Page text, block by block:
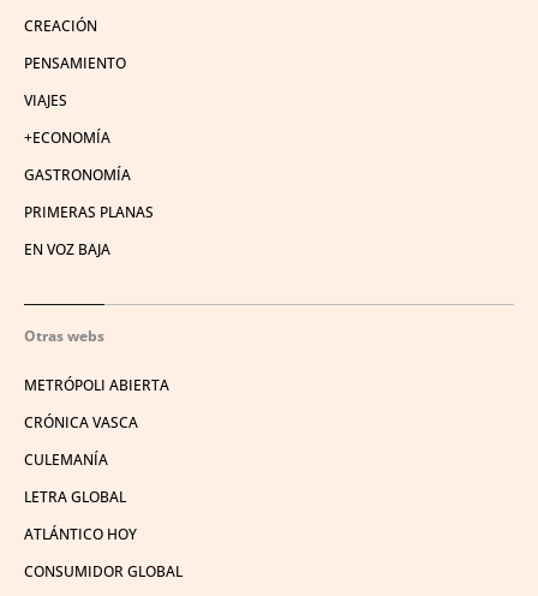
CREACIÓN
PENSAMIENTO
VIAJES
+ECONOMÍA
GASTRONOMÍA
PRIMERAS PLANAS
EN VOZ BAJA
Otras webs
METRÓPOLI ABIERTA
CRÓNICA VASCA
CULEMANÍA
LETRA GLOBAL
ATLÁNTICO HOY
CONSUMIDOR GLOBAL